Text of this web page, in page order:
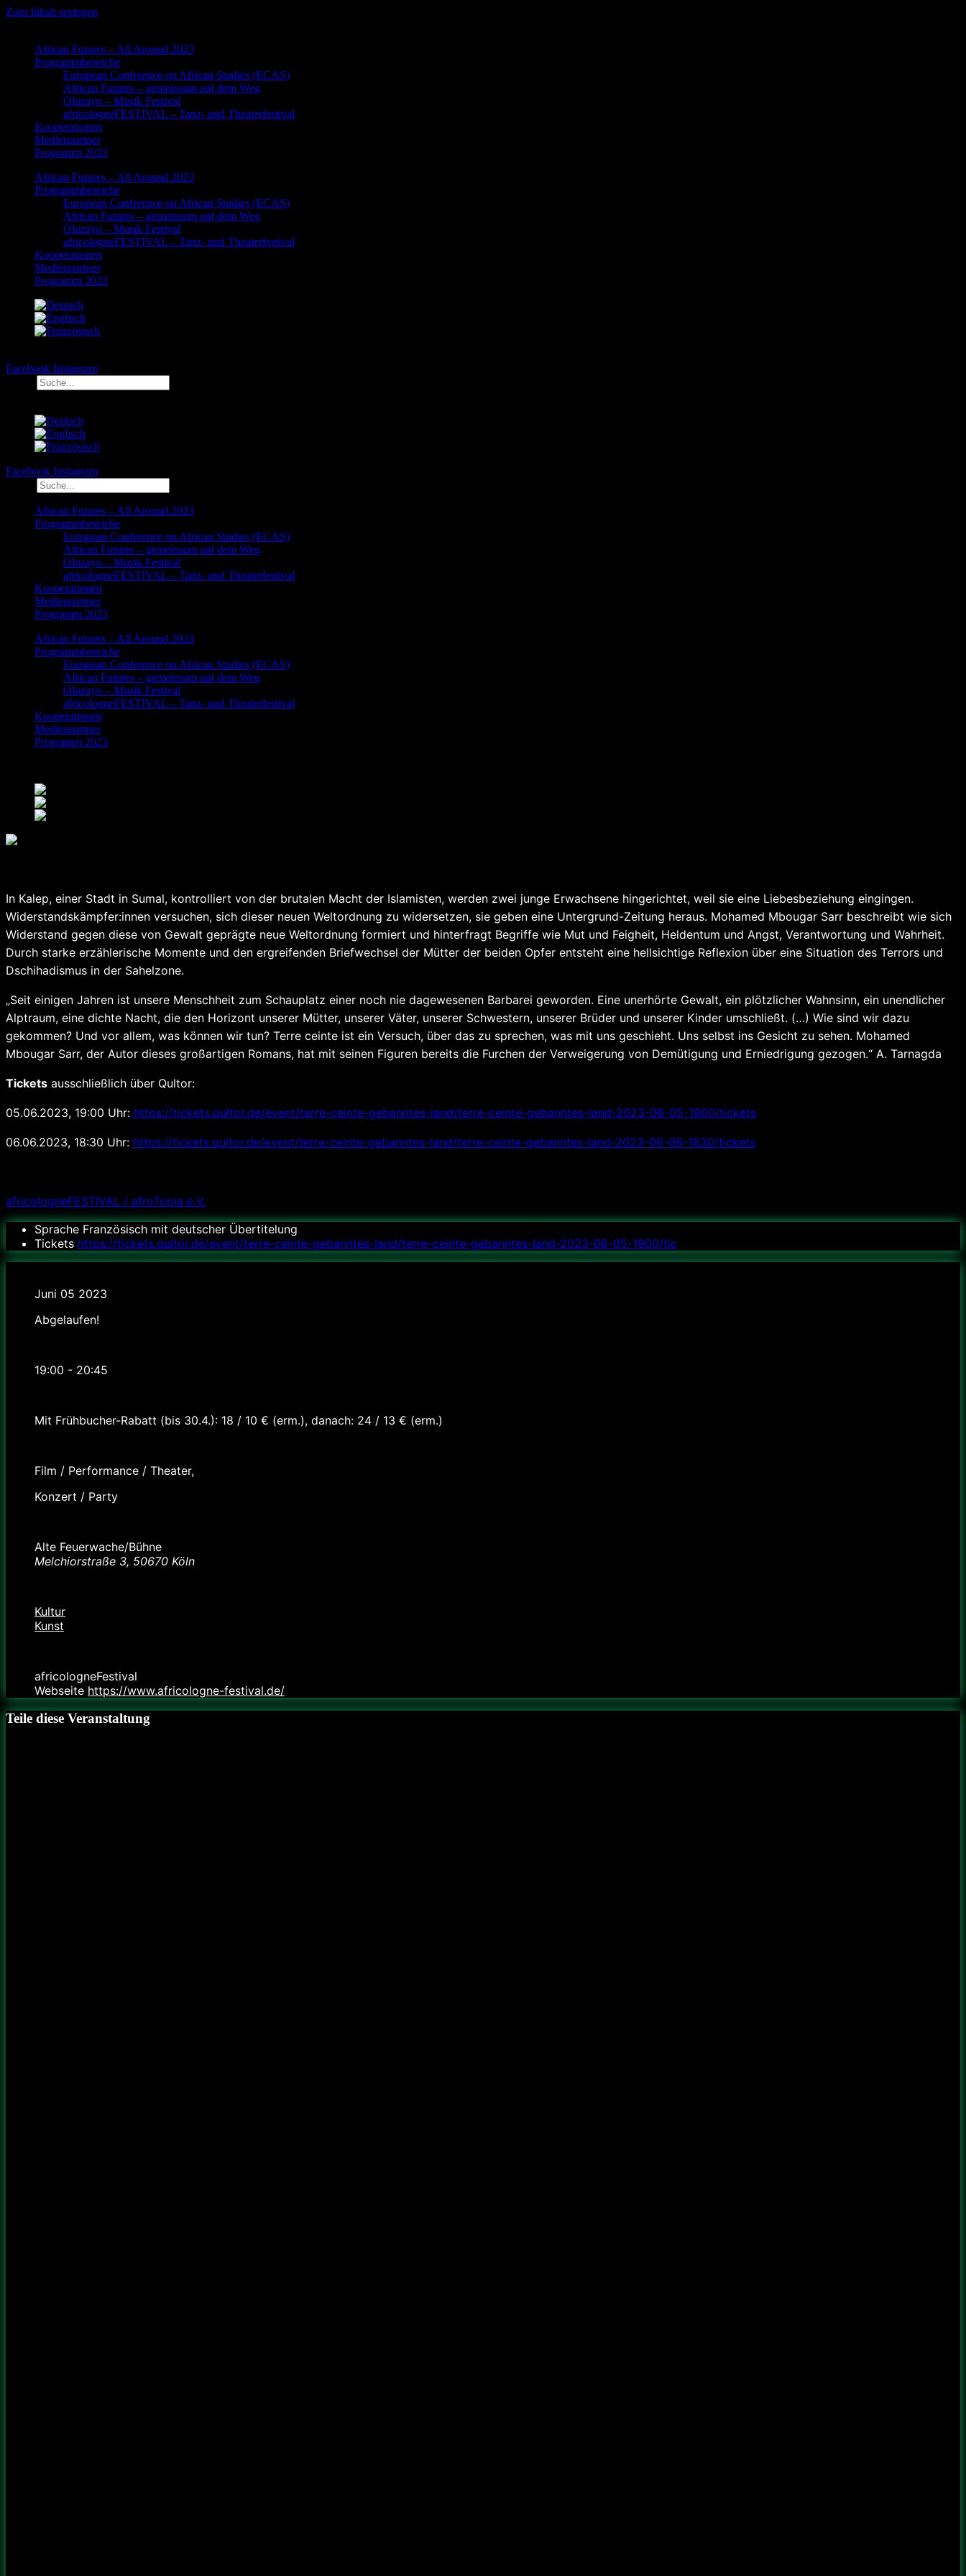
Zum Inhalt springen
African Futures – All Around 2023
Programmbereiche
European Conference on African Studies (ECAS)
African Futures – gemeinsam auf dem Weg
Oluzayo – Musik Festival
africologneFESTIVAL – Tanz- und Theaterfestival
Kooperationen
Medienpartner
Programm 2023
African Futures – All Around 2023
Programmbereiche
European Conference on African Studies (ECAS)
African Futures – gemeinsam auf dem Weg
Oluzayo – Musik Festival
africologneFESTIVAL – Tanz- und Theaterfestival
Kooperationen
Medienpartner
Programm 2023
Facebook Instagram
Facebook Instagram
African Futures – All Around 2023
Programmbereiche
European Conference on African Studies (ECAS)
African Futures – gemeinsam auf dem Weg
Oluzayo – Musik Festival
africologneFESTIVAL – Tanz- und Theaterfestival
Kooperationen
Medienpartner
Programm 2023
African Futures – All Around 2023
Programmbereiche
European Conference on African Studies (ECAS)
African Futures – gemeinsam auf dem Weg
Oluzayo – Musik Festival
africologneFESTIVAL – Tanz- und Theaterfestival
Kooperationen
Medienpartner
Programm 2023
In Kalep, einer Stadt in Sumal, kontrolliert von der brutalen Macht der Islamisten, werden zwei junge Erwachsene hingerichtet, weil sie eine Liebesbeziehung eingingen.
Widerstandskämpfer:innen versuchen, sich dieser neuen Weltordnung zu widersetzen, sie geben eine Untergrund-Zeitung heraus. Mohamed Mbougar Sarr beschreibt wie sich
Widerstand gegen diese von Gewalt geprägte neue Weltordnung formiert und hinterfragt Begriffe wie Mut und Feigheit, Heldentum und Angst, Verantwortung und Wahrheit.
Durch starke erzählerische Momente und den ergreifenden Briefwechsel der Mütter der beiden Opfer entsteht eine hellsichtige Reflexion über eine Situation des Terrors und
Dschihadismus in der Sahelzone.
„Seit einigen Jahren ist unsere Menschheit zum Schauplatz einer noch nie dagewesenen Barbarei geworden. Eine unerhörte Gewalt, ein plötzlicher Wahnsinn, ein unendlicher
Alptraum, eine dichte Nacht, die den Horizont unserer Mütter, unserer Väter, unserer Schwestern, unserer Brüder und unserer Kinder umschließt. (…) Wie sind wir dazu
gekommen? Und vor allem, was können wir tun? Terre ceinte ist ein Versuch, über das zu sprechen, was mit uns geschieht. Uns selbst ins Gesicht zu sehen. Mohamed
Mbougar Sarr, der Autor dieses großartigen Romans, hat mit seinen Figuren bereits die Furchen der Verweigerung von Demütigung und Erniedrigung gezogen.“ A. Tarnagda
Tickets ausschließlich über Qultor:
05.06.2023, 19:00 Uhr: https://tickets.qultor.de/event/terre-ceinte-gebanntes-land/terre-ceinte-gebanntes-land-2023-06-05-1900/tickets
06.06.2023, 18:30 Uhr: https://tickets.qultor.de/event/terre-ceinte-gebanntes-land/terre-ceinte-gebanntes-land-2023-06-06-1830/tickets
africologneFESTIVAL / afroTopia e.V.
Sprache Französisch mit deutscher Übertitelung
Tickets https://tickets.qultor.de/event/terre-ceinte-gebanntes-land/terre-ceinte-gebanntes-land-2023-06-05-1900/tic
Juni 05 2023
Abgelaufen!
19:00 - 20:45
Mit Frühbucher-Rabatt (bis 30.4.): 18 / 10 € (erm.), danach: 24 / 13 € (erm.)
Film / Performance / Theater,
Konzert / Party
Alte Feuerwache/Bühne
Melchiorstraße 3, 50670 Köln
Kultur
Kunst
africologneFestival
Webseite https://www.africologne-festival.de/
Teile diese Veranstaltung